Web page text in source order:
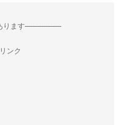
ます--------------------
ンク